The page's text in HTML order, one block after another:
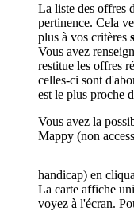
La liste des offres
pertinence. Cela
plus à vos critères
Vous avez
restitue les offres
celles-ci sont
est le plus proche
Vous avez la
Mappy (non
handicap) en
La carte affiche
voyez à l'écran.